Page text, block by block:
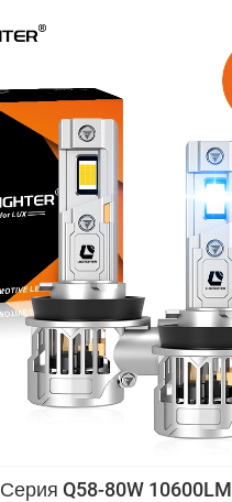
Серия Q58-80W 10600LM